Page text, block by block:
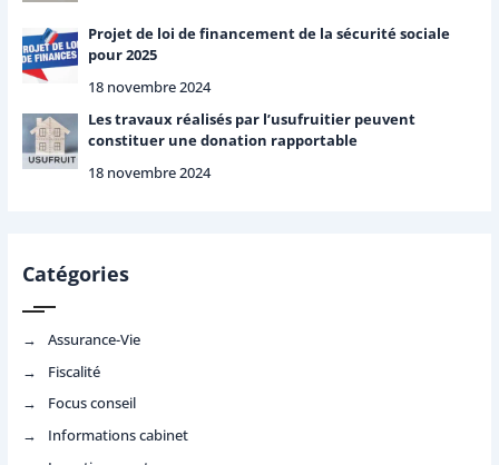
Projet de loi de financement de la sécurité sociale
pour 2025
18 novembre 2024
Les travaux réalisés par l’usufruitier peuvent
constituer une donation rapportable
18 novembre 2024
Catégories
Assurance-Vie
Fiscalité
Focus conseil
Informations cabinet